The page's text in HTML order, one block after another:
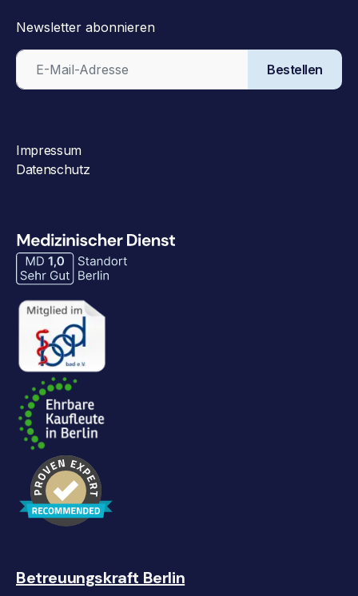
Newsletter abonnieren
Bestellen
Impressum
Datenschutz
Betreuungskraft Berlin